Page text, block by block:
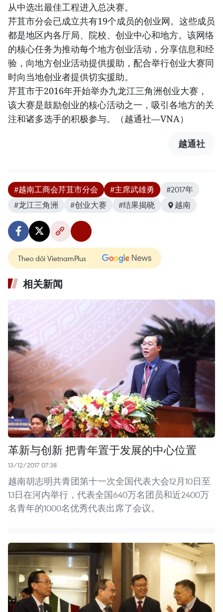
从中选出最佳工程进入总决赛。
芹苴市分会已成立共有19个成员的创业网。这些成员
都是地区内各厅局、院校、创业中心和地方。该网络
的核心任务为推动每个地方创业活动，分享信息和经
验，向地方创业活动提供援助，配合举行创业大赛同
时向当地创业者提供切实援助。
芹苴市于2016年开始举办九龙江三角洲创业大赛，
该大赛是鼓励创业的核心活动之一，吸引各地方的关
注和诸多选手的积极参与。（越通社—VNA）
越通社
#越南工商会芹苴市分会 #主席武雄勇
#2017年
#龙江三角洲
#创业大赛 #结果揭晓 越南
Theo dõi VietnamPlus
相关新闻
革新与创新 把青年置于发展的中心位置
13/12/2017 07:38
越南胡志明共青团第十一次全国代表大会12月10日至
13日在河内举行，代表全国640万名团员和近2400万
名青年的1000名优秀代表出席了会议。